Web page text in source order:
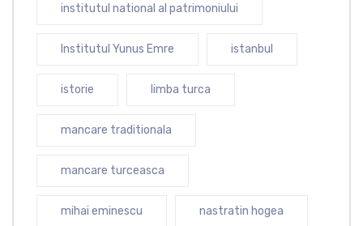
institutul national al patrimoniului
Institutul Yunus Emre istanbul
istorie limba turca
mancare traditionala
mancare turceasca
mihai eminescu nastratin hogea